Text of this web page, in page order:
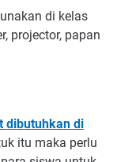
di kelas
projector, papan
dibutuhkan di
itu maka perlu